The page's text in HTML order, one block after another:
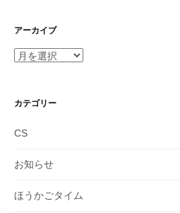
アーカイブ
ア
イ
カテゴリー
CS
お知らせ
ほうかごタイム